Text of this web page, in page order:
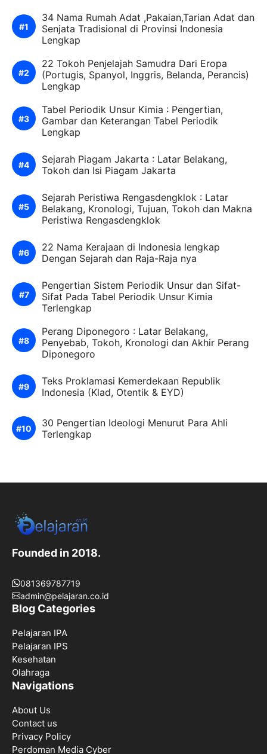
34 Nama Rumah Adat ,Pakaian,Tarian Adat dan
Senjata Tradisional di Provinsi Indonesia
Lengkap
22 Tokoh Penjelajah Samudra Dari Eropa
(Portugis, Spanyol, Inggris, Belanda, Perancis)
Lengkap
Tabel Periodik Unsur Kimia : Pengertian,
Gambar dan Keterangan Tabel Periodik
Lengkap
Sejarah Piagam Jakarta : Latar Belakang,
Tokoh dan Isi Piagam Jakarta
Sejarah Peristiwa Rengasdengklok : Latar
Belakang, Kronologi, Tujuan, Tokoh dan Makna
Peristiwa Rengasdengklok
22 Nama Kerajaan di Indonesia lengkap
Dengan Sejarah dan Raja-Raja nya
Pengertian Sistem Periodik Unsur dan Sifat-
Sifat Pada Tabel Periodik Unsur Kimia
Terlengkap
Perang Diponegoro : Latar Belakang,
Penyebab, Tokoh, Kronologi dan Akhir Perang
Diponegoro
Teks Proklamasi Kemerdekaan Republik
Indonesia (Klad, Otentik & EYD)
30 Pengertian Ideologi Menurut Para Ahli
Terlengkap
Founded in 2018.
081369787719
admin@pelajaran.co.id
Blog Categories
Pelajaran IPA
Pelajaran IPS
Kesehatan
Olahraga
Navigations
About Us
Contact us
Privacy Policy
Perdoman Media Cyber